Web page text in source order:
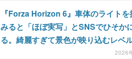
『Forza Horizon 6』車体のライトを
みると「ほぼ実写」とSNSでひそか
る。綺麗すぎて景色が映り込むレベ
写真じゃん」「めちゃくちゃ細かい
2026